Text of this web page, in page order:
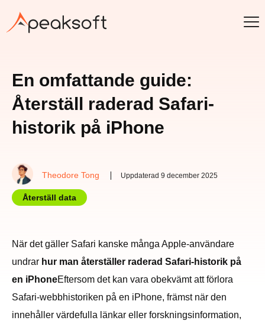
En omfattande guide:
Återställ raderad Safari-
historik på iPhone
Theodore Tong Uppdaterad 9 december 2025
Återställ data
När det gäller Safari kanske många Apple-användare
undrar hur man återställer raderad Safari-historik på
en iPhoneEftersom det kan vara obekvämt att förlora
Safari-webbhistoriken på en iPhone, främst när den
innehåller värdefulla länkar eller forskningsinformation,